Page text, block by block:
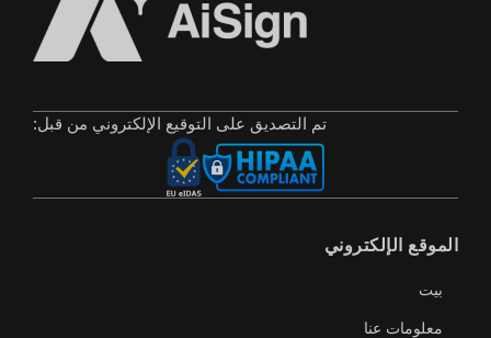
تم التصديق على التوقيع الإلكتروني من قبل:
الموقع الإلكتروني
بيت
معلومات عنا